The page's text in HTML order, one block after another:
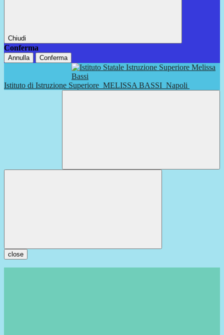
Chiudi
Conferma
Annulla Conferma
Istituto di Istruzione Superiore MELISSA BASSI Napoli
close